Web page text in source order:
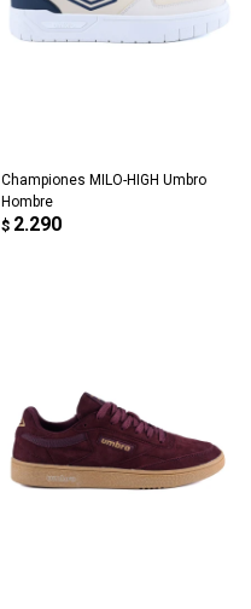
Championes MILO-HIGH Umbro
Hombre
$ 2.290